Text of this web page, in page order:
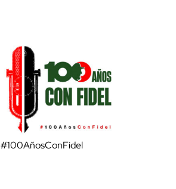
#100AñosConFidel